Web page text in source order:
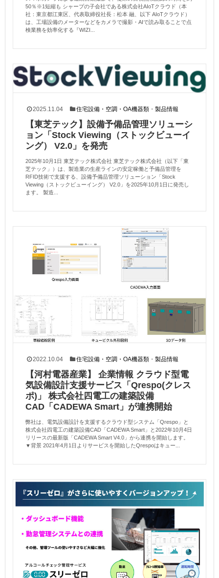
50％※1短縮も シャープの子会社である株式会社AIoTクラウド（本
社：東京都江東区、代表取締役社長：松本 融、以下 AIoTクラウド）
は、工場設備のメーターなどをカメラで撮影・AIで読み取ることで点
検業務を効率化する『WIZI...
2025.11.04 住宅設備・空調・OA機器類 ・製品情報
【東芝テック】設備予備品管理ソリューシ
ョン「Stock Viewing（ストックビューイ
ング） V2.0」を発売
2025年10月1日 東芝テック株式会社 東芝テック株式会社（以下「東
芝テック」）は、製造業の生産ラインの安定稼働と予備品管理を
RFID技術で支援する、設備予備品管理ソリューション「Stock
Viewing（ストックビューイング） V2.0」を2025年10月1日に発売し
ます。 製造...
2022.10.04 住宅設備・空調・OA機器類 ・製品情報
【河村電器産業】 企業情報 クラウド型電
気設備設計支援サービス「Qrespo(クレス
ポ)」 株式会社四電工の建築設備
CAD「CADEWA Smart」が連携開始
弊社は、電気設備設計を支援するクラウド型システム「Qrespo」と
株式会社四電工の建築設備CAD「CADEWA Smart」と2022年10月4日
リリースの最新版「CADEWA Smart V4.0」から連携を開始します。
▼背景 2021年4月1日よりサービスを開始したQrespoはキュー...